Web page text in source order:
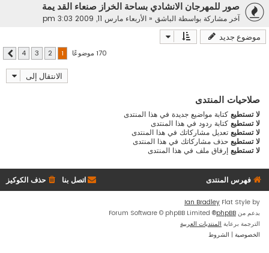
صور للمهرجان الانشادي بساحة الخراز صنعاء القد يمة
آخر مشاركة بواسطة الباشق« الأربعاء مارس 11, 2009 3:03 pm
موضوع جديد
170 موضوعًا 2
3
4 التالي
الانتقال إلى
صلاحيات المنتدى
لا تستطيعكتابة مواضيع جديدة في هذا المنتدى
لا تستطيعكتابة ردود في هذا المنتدى
لا تستطيعتعديل مشاركاتك في هذا المنتدى
لا تستطيعحذف مشاركاتك في هذا المنتدى
لا تستطيعإرفاق ملف في هذا المنتدى
فهرس المنتدى حذف الكوكيز اتصل بنا
Flat Style by
Ian Bradley
بدعم منphpBB
® Forum Software © phpBB Limited
الترجمة برعايةالمنتديات العربية
الخصوصية| الشروط